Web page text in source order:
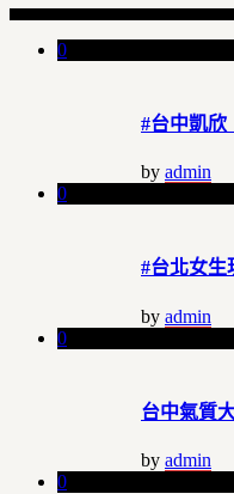
0
#台中凱欣
by admin
0
#台北女生
by admin
0
台中氣質
by admin
0